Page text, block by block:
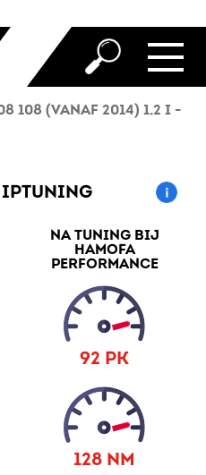
108 (VANAF 2014) 1.2 I -
NA TUNING BIJ
HAMOFA
PERFORMANCE
92 PK
128 NM